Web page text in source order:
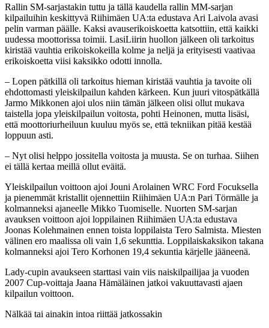
Rallin SM-sarjastakin tuttu ja tällä kaudella rallin MM-sarjan
kilpailuihin keskittyvä Riihimäen UA:ta edustava Ari Laivola avasi
pelin varman päälle. Kaksi avauserikoiskoetta katsottiin, että kaikki
uudessa moottorissa toimii. LasiLiirin huollon jälkeen oli tarkoitus
kiristää vauhtia erikoiskokeilla kolme ja neljä ja erityisesti vaativaa
erikoiskoetta viisi kaksikko odotti innolla.
– Lopen pätkillä oli tarkoitus hieman kiristää vauhtia ja tavoite oli
ehdottomasti yleiskilpailun kahden kärkeen. Kun juuri vitospätkällä
Jarmo Mikkonen ajoi ulos niin tämän jälkeen olisi ollut mukava
taistella jopa yleiskilpailun voitosta, pohti Heinonen, mutta lisäsi,
että moottoriurheiluun kuuluu myös se, että tekniikan pitää kestää
loppuun asti.
– Nyt olisi helppo jossitella voitosta ja muusta. Se on turhaa. Siihen
ei tällä kertaa meillä ollut eväitä.
Yleiskilpailun voittoon ajoi Jouni Arolainen WRC Ford Focuksella
ja pienemmät kristallit ojennettiin Riihimäen UA:n Pari Törmälle ja
kolmanneksi ajaneelle Mikko Tuomiselle. Nuorten SM-sarjan
avauksen voittoon ajoi loppilainen Riihimäen UA:ta edustava
Joonas Kolehmainen ennen toista loppilaista Tero Salmista. Miesten
välinen ero maalissa oli vain 1,6 sekunttia. Loppilaiskaksikon takana
kolmanneksi ajoi Tero Korhonen 19,4 sekuntia kärjelle jääneenä.
Lady-cupin avaukseen starttasi vain viis naiskilpailijaa ja vuoden
2007 Cup-voittaja Jaana Hämäläinen jatkoi vakuuttavasti ajaen
kilpailun voittoon.
Nälkää tai ainakin intoa riittää jatkossakin